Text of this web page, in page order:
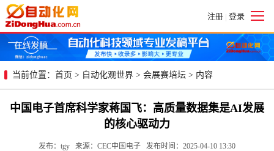
注册 | 登录
当前位置： 首页 > 自动化观世界 > 会展赛培坛 > 内容
中国电子首席科学家蒋国飞：高质量数据集是AI发展
的核心驱动力
发布：tgy 来源：CEC中国电子 发布时间：2025-04-10 13:30